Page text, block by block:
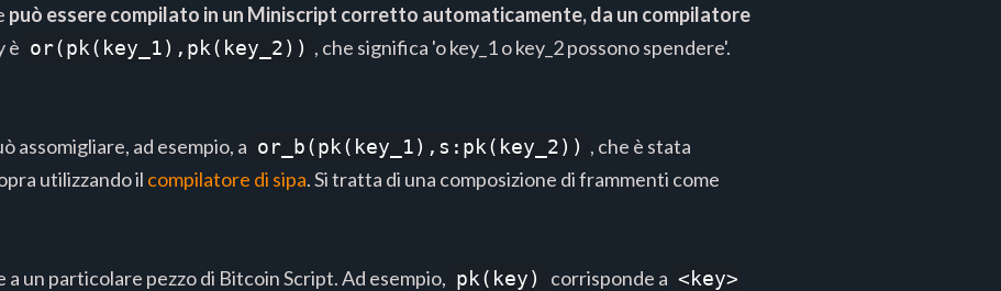
può essere compilato in un Miniscript corretto automaticamente, da un compilatore
è or(pk(key_1),pk(key_2)) , che significa 'o key_1 o key_2 possono spendere'.
assomigliare, ad esempio, a or_b(pk(key_1),s:pk(key_2)) , che è stata
utilizzando il compilatore di sipa. Si tratta di una composizione di frammenti come
un particolare pezzo di Bitcoin Script. Ad esempio, pk(key) corrisponde a <key>